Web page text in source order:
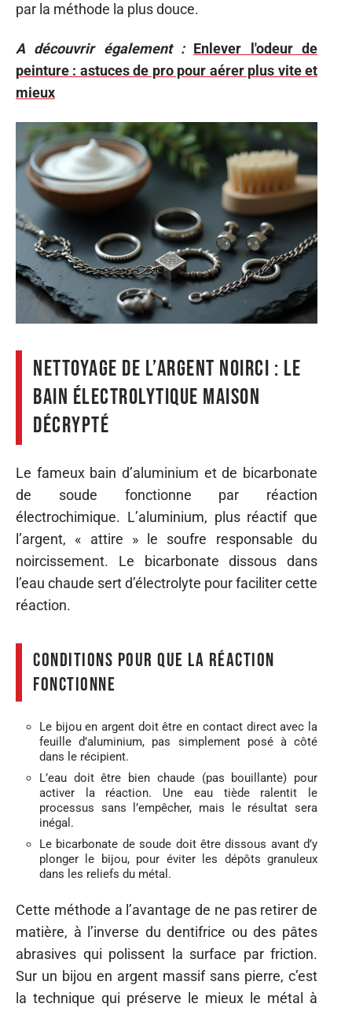
par la méthode la plus douce.
A découvrir également : Enlever l'odeur de
peinture : astuces de pro pour aérer plus vite et
mieux
Nettoyage de l’argent noirci : le
bain électrolytique maison
décrypté
Le fameux bain d’aluminium et de bicarbonate
de soude fonctionne par réaction
électrochimique. L’aluminium, plus réactif que
l’argent, « attire » le soufre responsable du
noircissement. Le bicarbonate dissous dans
l’eau chaude sert d’électrolyte pour faciliter cette
réaction.
Conditions pour que la réaction
fonctionne
Le bijou en argent doit être en contact direct avec la
feuille d’aluminium, pas simplement posé à côté
dans le récipient.
L’eau doit être bien chaude (pas bouillante) pour
activer la réaction. Une eau tiède ralentit le
processus sans l’empêcher, mais le résultat sera
inégal.
Le bicarbonate de soude doit être dissous avant d’y
plonger le bijou, pour éviter les dépôts granuleux
dans les reliefs du métal.
Cette méthode a l’avantage de ne pas retirer de
matière, à l’inverse du dentifrice ou des pâtes
abrasives qui polissent la surface par friction.
Sur un bijou en argent massif sans pierre, c’est
la technique qui préserve le mieux le métal à